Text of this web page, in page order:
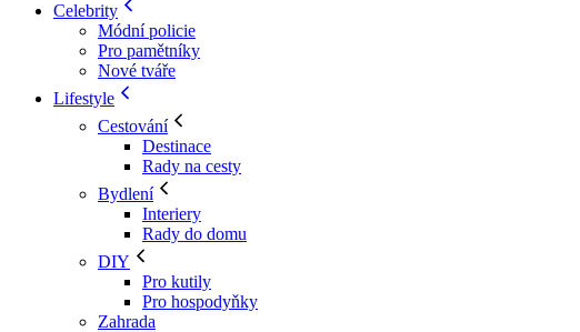
Celebrity
Módní policie
Pro pamětníky
Nové tváře
Lifestyle
Cestování
Destinace
Rady na cesty
Bydlení
Interiery
Rady do domu
DIY
Pro kutily
Pro hospodyňky
Zahrada